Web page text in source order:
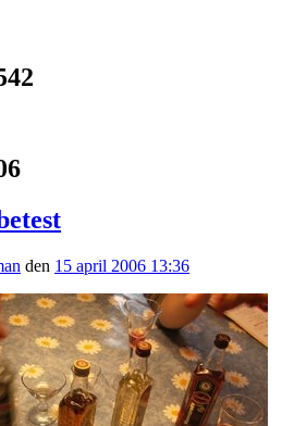
den 15 april 2006 13:36